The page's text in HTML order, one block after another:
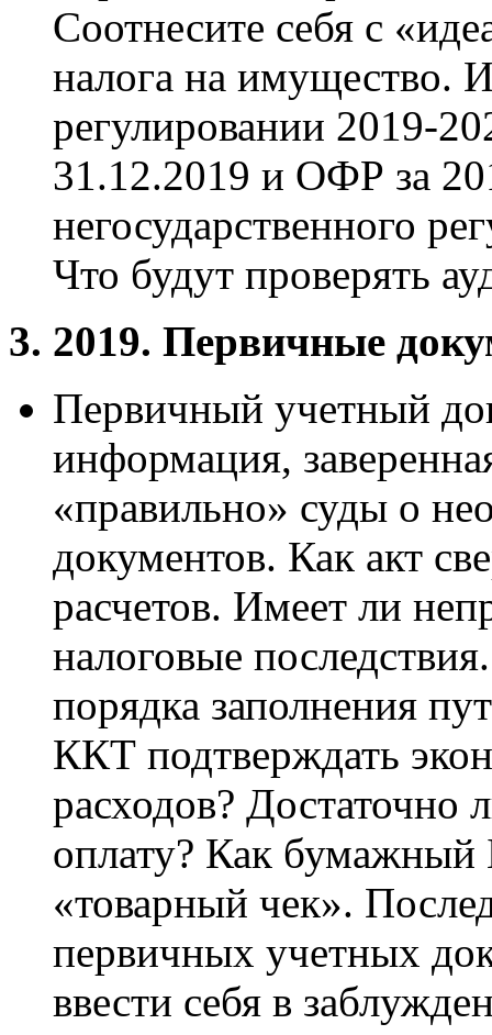
Соотнесите себя с
налога на имущество.
регулировании 2019-
31.12.2019 и ОФР за
негосударственного
Что будут проверять
3. 2019. Первичные
Первичный учетный
информация,
«правильно» суды о
документов. Как акт
расчетов. Имеет ли
налоговые
порядка заполнения
ККТ подтверждать
расходов? Достаточно
оплату? Как бумажный
«товарный чек».
первичных учетных
ввести себя в